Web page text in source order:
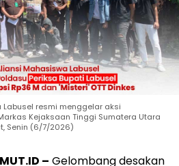
resmi menggelar aksi
Kejaksaan Tinggi Sumatera Utara
Senin (6/7/2026)
– Gelombang desakan